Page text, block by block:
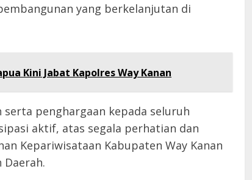
yang berkelanjutan di
Kini Jabat Kapolres Way Kanan
penghargaan kepada seluruh
aktif, atas segala perhatian dan
Kepariwisataan Kabupaten Way Kanan